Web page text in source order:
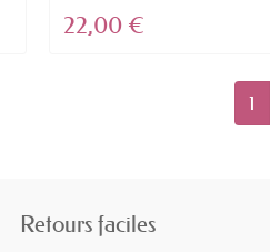
22,00 €
1
Retours faciles